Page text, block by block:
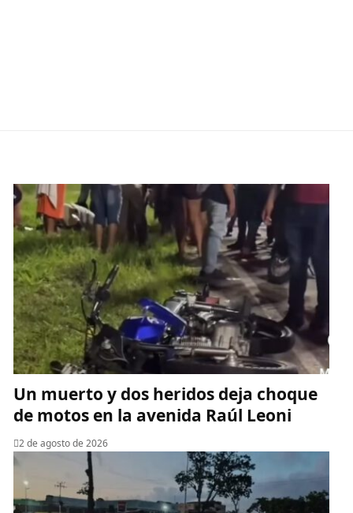
Un muerto y dos heridos deja choque
de motos en la avenida Raúl Leoni
2 de agosto de 2026